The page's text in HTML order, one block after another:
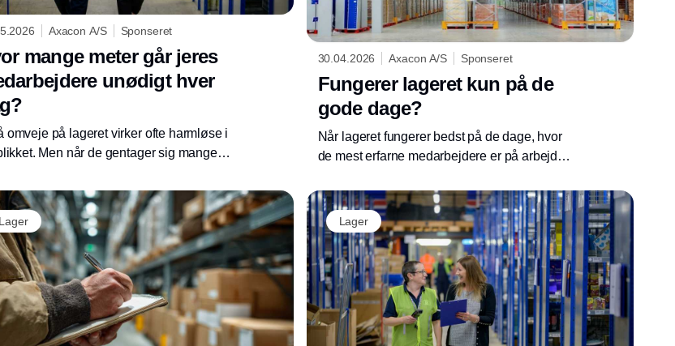
Axacon A/S Sponseret
mange meter går jeres
unødigt hver
omveje på lageret virker ofte harmløse i
Men når de gentager sig mange
spildtid, lavere tempo og mindre
drift.
30.04.2026 Axacon A/S Sponseret
Fungerer lageret kun på de
gode dage?
Når lageret fungerer bedst på de dage, hvor
de mest erfarne medarbejdere er på arbejde,
afhænger af enkeltpersoner frem for fælles
arbejdsgange.
Lager Lager